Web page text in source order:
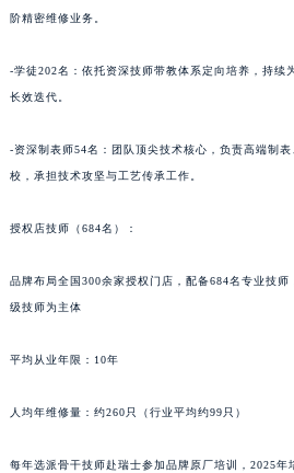
阶精密维修业务。
-学徒202名：依托资深技师带教体系定向培养，持续
长效迭代。
-资深制表师54名：团队顶尖技术核心，负责高端制
校，承担技术攻坚与工艺传承工作。
授权店技师（684名）：
品牌布局全国300余家授权门店，配备684名专业技
级技师为主体
平均从业年限：10年
人均年维修量：约260只（行业平均约99只）
每年选派骨干技师赴瑞士参加品牌原厂培训，2025年